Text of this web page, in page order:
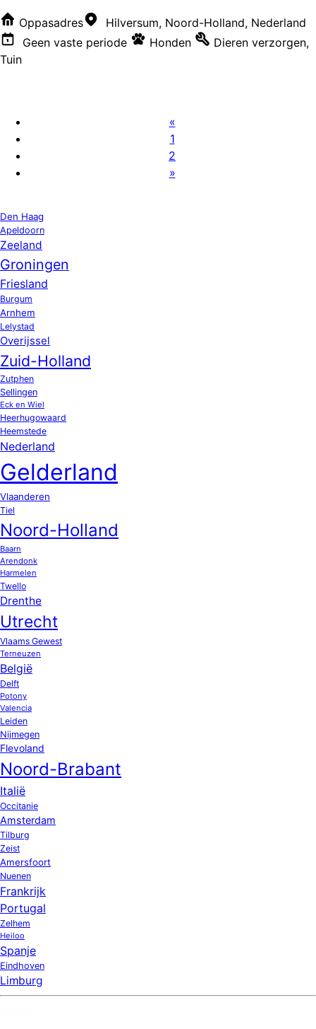
Oppasadres
Hilversum, Noord-Holland, Nederland
Geen vaste periode
Honden Dieren verzorgen,
Tuin
«
1
2
»
Den Haag
Apeldoorn
Zeeland
Groningen
Friesland
Burgum
Arnhem
Lelystad
Overijssel
Zuid-Holland
Zutphen
Sellingen
Eck en Wiel
Heerhugowaard
Heemstede
Nederland
Gelderland
Vlaanderen
Tiel
Noord-Holland
Baarn
Arendonk
Harmelen
Twello
Drenthe
Utrecht
Vlaams Gewest
Terneuzen
België
Delft
Potony
Valencia
Leiden
Nijmegen
Flevoland
Noord-Brabant
Italië
Occitanie
Amsterdam
Tilburg
Zeist
Amersfoort
Nuenen
Frankrijk
Portugal
Zelhem
Heiloo
Spanje
Eindhoven
Limburg